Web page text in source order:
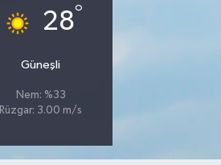
28°
Güneşli
Nem: %33
Rüzgar: 3.00 m/s